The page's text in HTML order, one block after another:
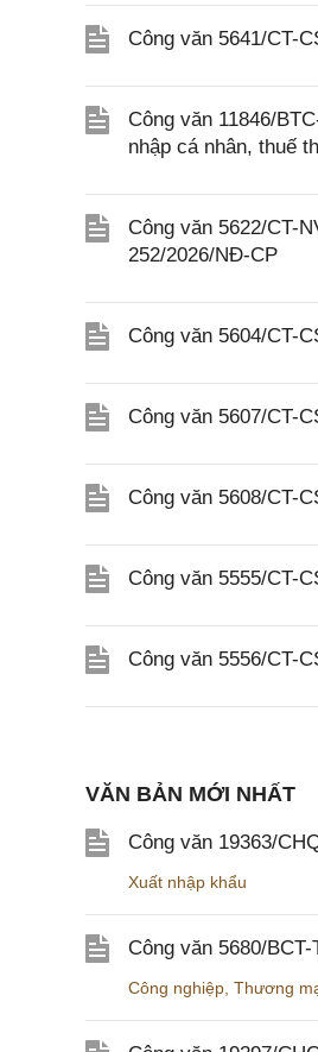
Công văn 5641/CT-
Công văn 11846/
nhập cá nhân, thuế
Công văn 5622/CT-
252/2026/NĐ-CP
Công văn 5604/CT-
Công văn 5607/CT-
Công văn 5608/CT-
Công văn 5555/CT-
Công văn 5556/CT-
VĂN BẢN MỚI NHẤT
Công văn 19363/
Xuất nhập khẩu
Công văn 5680/
Công nghiệp Thương